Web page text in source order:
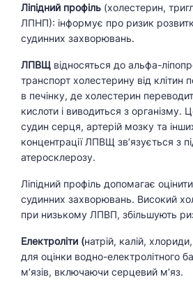
Ліпідний профіль (холестерин,
ЛПНП): інформує про ризик
судинних захворювань.
ЛПВЩ відносяться до альфа-
транспорт холестерину від клітин
в печінку, де холестерин
кислоти і виводиться з організму.
судин серця, артерій мозку та
концентрації ЛПВЩ зв’язується з
атеросклерозу.
Ліпідний профіль допомагає
судинних захворювань. Високий
при низькому ЛПВП, збільшують
Електроліти (натрій, калій,
для оцінки водно-електролітного
м’язів, включаючи серцевий м’яз.